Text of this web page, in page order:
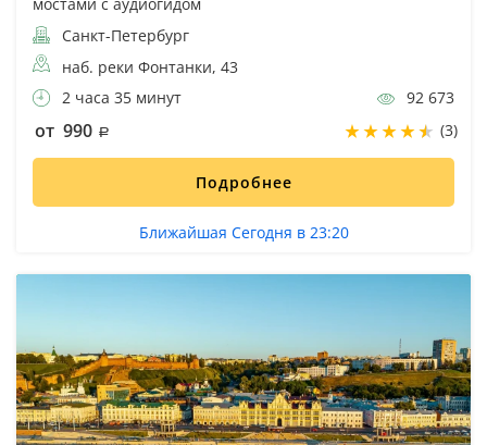
Санкт-Петербург
наб. реки Фонтанки, 43
2 часа 35 минут
92 673
от 990 (3)
Подробнее
Ближайшая Сегодня в 23:20